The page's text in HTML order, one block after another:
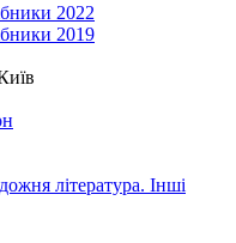
2022
2019
література. Інші